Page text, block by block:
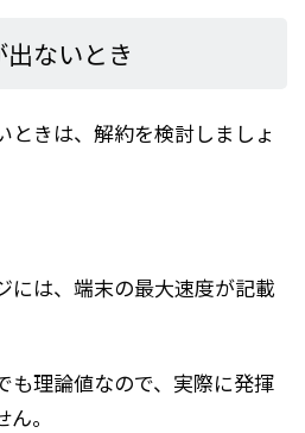
ないとき
ときは、解約を検討しましょ
には、端末の最大速度が記載
も理論値なので、実際に発揮
。